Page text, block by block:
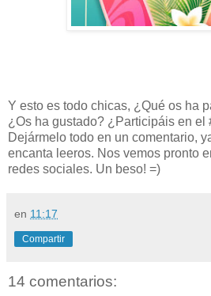
Y esto es todo chicas, ¿Qué os ha
¿Os ha gustado? ¿Participáis en el
Dejármelo todo en un comentario,
encanta leeros. Nos vemos pronto
redes sociales. Un beso! =)
en 11:17
Compartir
14 comentarios: